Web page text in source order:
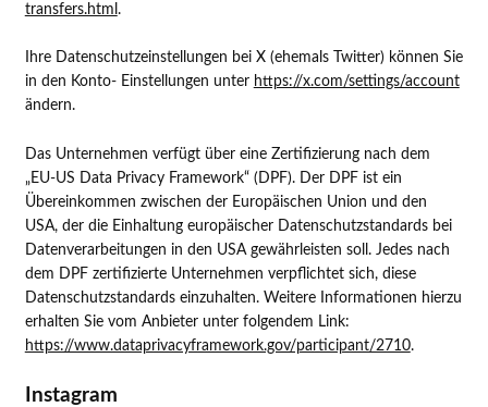
transfers.html .
Ihre Datenschutzeinstellungen bei X (ehemals Twitter) können Sie
in den Konto- Einstellungen unter https://x.com/settings/account
ändern.
Das Unternehmen verfügt über eine Zertifizierung nach dem
„EU-US Data Privacy Framework“ (DPF). Der DPF ist ein
Übereinkommen zwischen der Europäischen Union und den
USA, der die Einhaltung europäischer Datenschutzstandards bei
Datenverarbeitungen in den USA gewährleisten soll. Jedes nach
dem DPF zertifizierte Unternehmen verpflichtet sich, diese
Datenschutzstandards einzuhalten. Weitere Informationen hierzu
erhalten Sie vom Anbieter unter folgendem Link:
https://www.dataprivacyframework.gov/participant/2710.
Instagram